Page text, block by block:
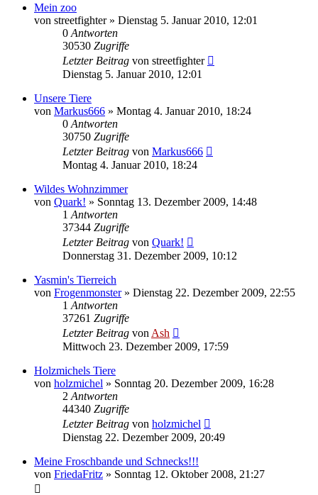
Mein zoo
von streetfighter» Dienstag 5. Januar 2010, 12:01
0 Antworten
30530 Zugriffe
Letzter Beitrag von streetfighter
Dienstag 5. Januar 2010, 12:01
Unsere Tiere
von Markus666 » Montag 4. Januar 2010, 18:24
0 Antworten
30750 Zugriffe
Letzter Beitrag von Markus666
Montag 4. Januar 2010, 18:24
Wildes Wohnzimmer
von Quark! » Sonntag 13. Dezember 2009, 14:48
1 Antworten
37344 Zugriffe
Letzter Beitrag von Quark!
Donnerstag 31. Dezember 2009, 10:12
Yasmin's Tierreich
von Frogenmonster» Dienstag 22. Dezember 2009, 22:55
1 Antworten
37261 Zugriffe
Letzter Beitrag von Ash
Mittwoch 23. Dezember 2009, 17:59
Holzmichels Tiere
von holzmichel » Sonntag 20. Dezember 2009, 16:28
2 Antworten
44340 Zugriffe
Letzter Beitrag von holzmichel
Dienstag 22. Dezember 2009, 20:49
Meine Froschbande und Schnecks!!!
von FriedaFritz » Sonntag 12. Oktober 2008, 21:27